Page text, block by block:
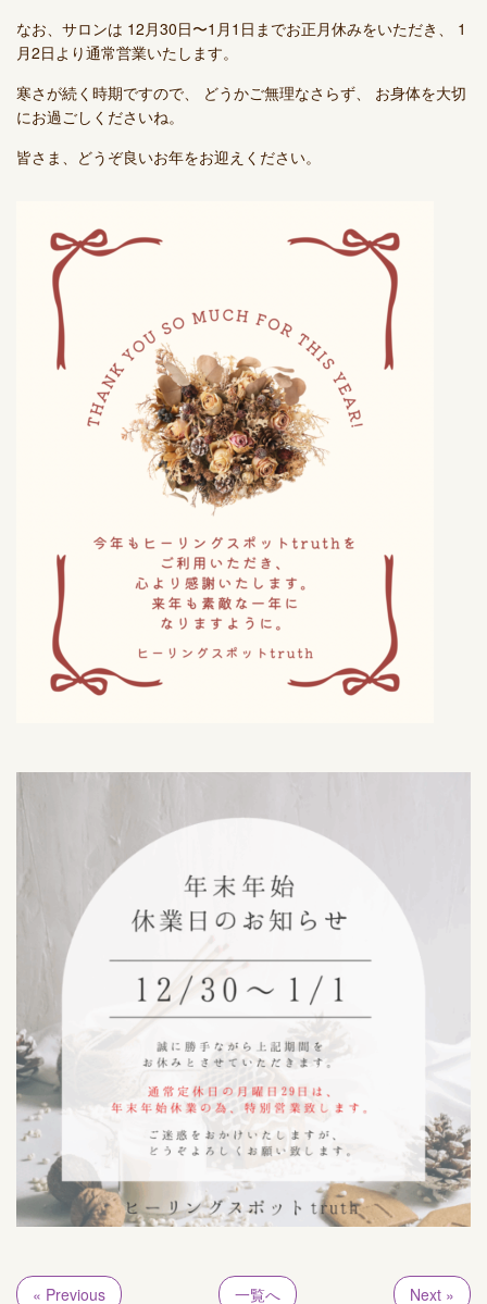
なお、サロンは 12月30日〜1月1日までお正月休みをいただき、 1
月2日より通常営業いたします。
寒さが続く時期ですので、 どうかご無理なさらず、 お身体を大切
にお過ごしくださいね。
皆さま、どうぞ良いお年をお迎えください。
« Previous 一覧へ Next »